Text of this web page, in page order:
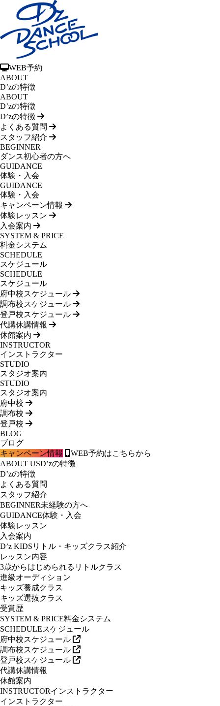
WEB予約
ABOUT
D’zの特徴
ABOUT
D’zの特徴
D’zの特徴
よくある質問
スタッフ紹介
BEGINNER
ダンス初心者の方へ
GUIDANCE
体験・入会
GUIDANCE
体験・入会
キャンペーン情報
体験レッスン
入会案内
SYSTEM & PRICE
料金システム
SCHEDULE
スケジュール
SCHEDULE
スケジュール
府中校スケジュール
調布校スケジュール
登戸校スケジュール
代講休講情報
休館案内
INSTRUCTOR
インストラクター
STUDIO
スタジオ案内
STUDIO
スタジオ案内
府中校
調布校
登戸校
BLOG
ブログ
キャンペーン情報
WEB予約はこちらから
ABOUT USD’zの特徴
D’zの特徴
よくある質問
スタッフ紹介
BEGINNER未経験の方へ
GUIDANCE体験・入会
体験レッスン
入会案内
D’z KIDS リトル・キッズクラス紹介
レッスン内容
3歳からはじめられるリトルクラス
進級オーディション
キッズ養成クラス
キッズ選抜クラス
受賞歴
SYSTEM & PRICE料金システム
SCHEDULEスケジュール
府中校スケジュール
調布校スケジュール
登戸校スケジュール
代講休講情報
休館案内
INSTRUCTORインストラクター
インストラクター